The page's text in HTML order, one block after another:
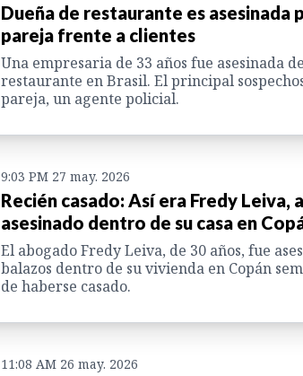
Dueña de restaurante es asesinada
pareja frente a clientes
Una empresaria de 33 años fue asesinada
restaurante en Brasil. El principal
pareja, un agente policial.
9:03 PM 27 may. 2026
Recién casado: Así era Fredy Leiva,
asesinado dentro de su casa en
El abogado Fredy Leiva, de 30 años, fue
balazos dentro de su vivienda en Copán
de haberse casado.
11:08 AM 26 may. 2026